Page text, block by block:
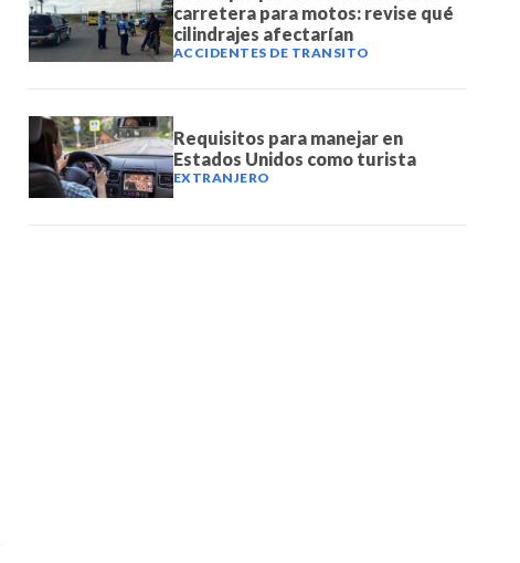
carretera para motos: revise qué
cilindrajes afectarían
ACCIDENTES DE TRANSITO
Requisitos para manejar en
Estados Unidos como turista
EXTRANJERO